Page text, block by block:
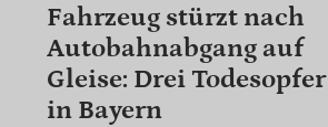
Fahrzeug stürzt nach
Autobahnabgang auf
Gleise: Drei Todesopfer
in Bayern